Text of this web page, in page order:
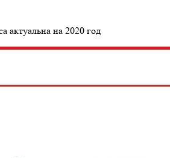
актуальна на 2020 год